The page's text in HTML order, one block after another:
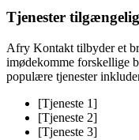
Tjenester
Afry Kontakt tilbyder et
imødekomme forskellige
populære tjenester
[Tjeneste 1]
[Tjeneste 2]
[Tjeneste 3]